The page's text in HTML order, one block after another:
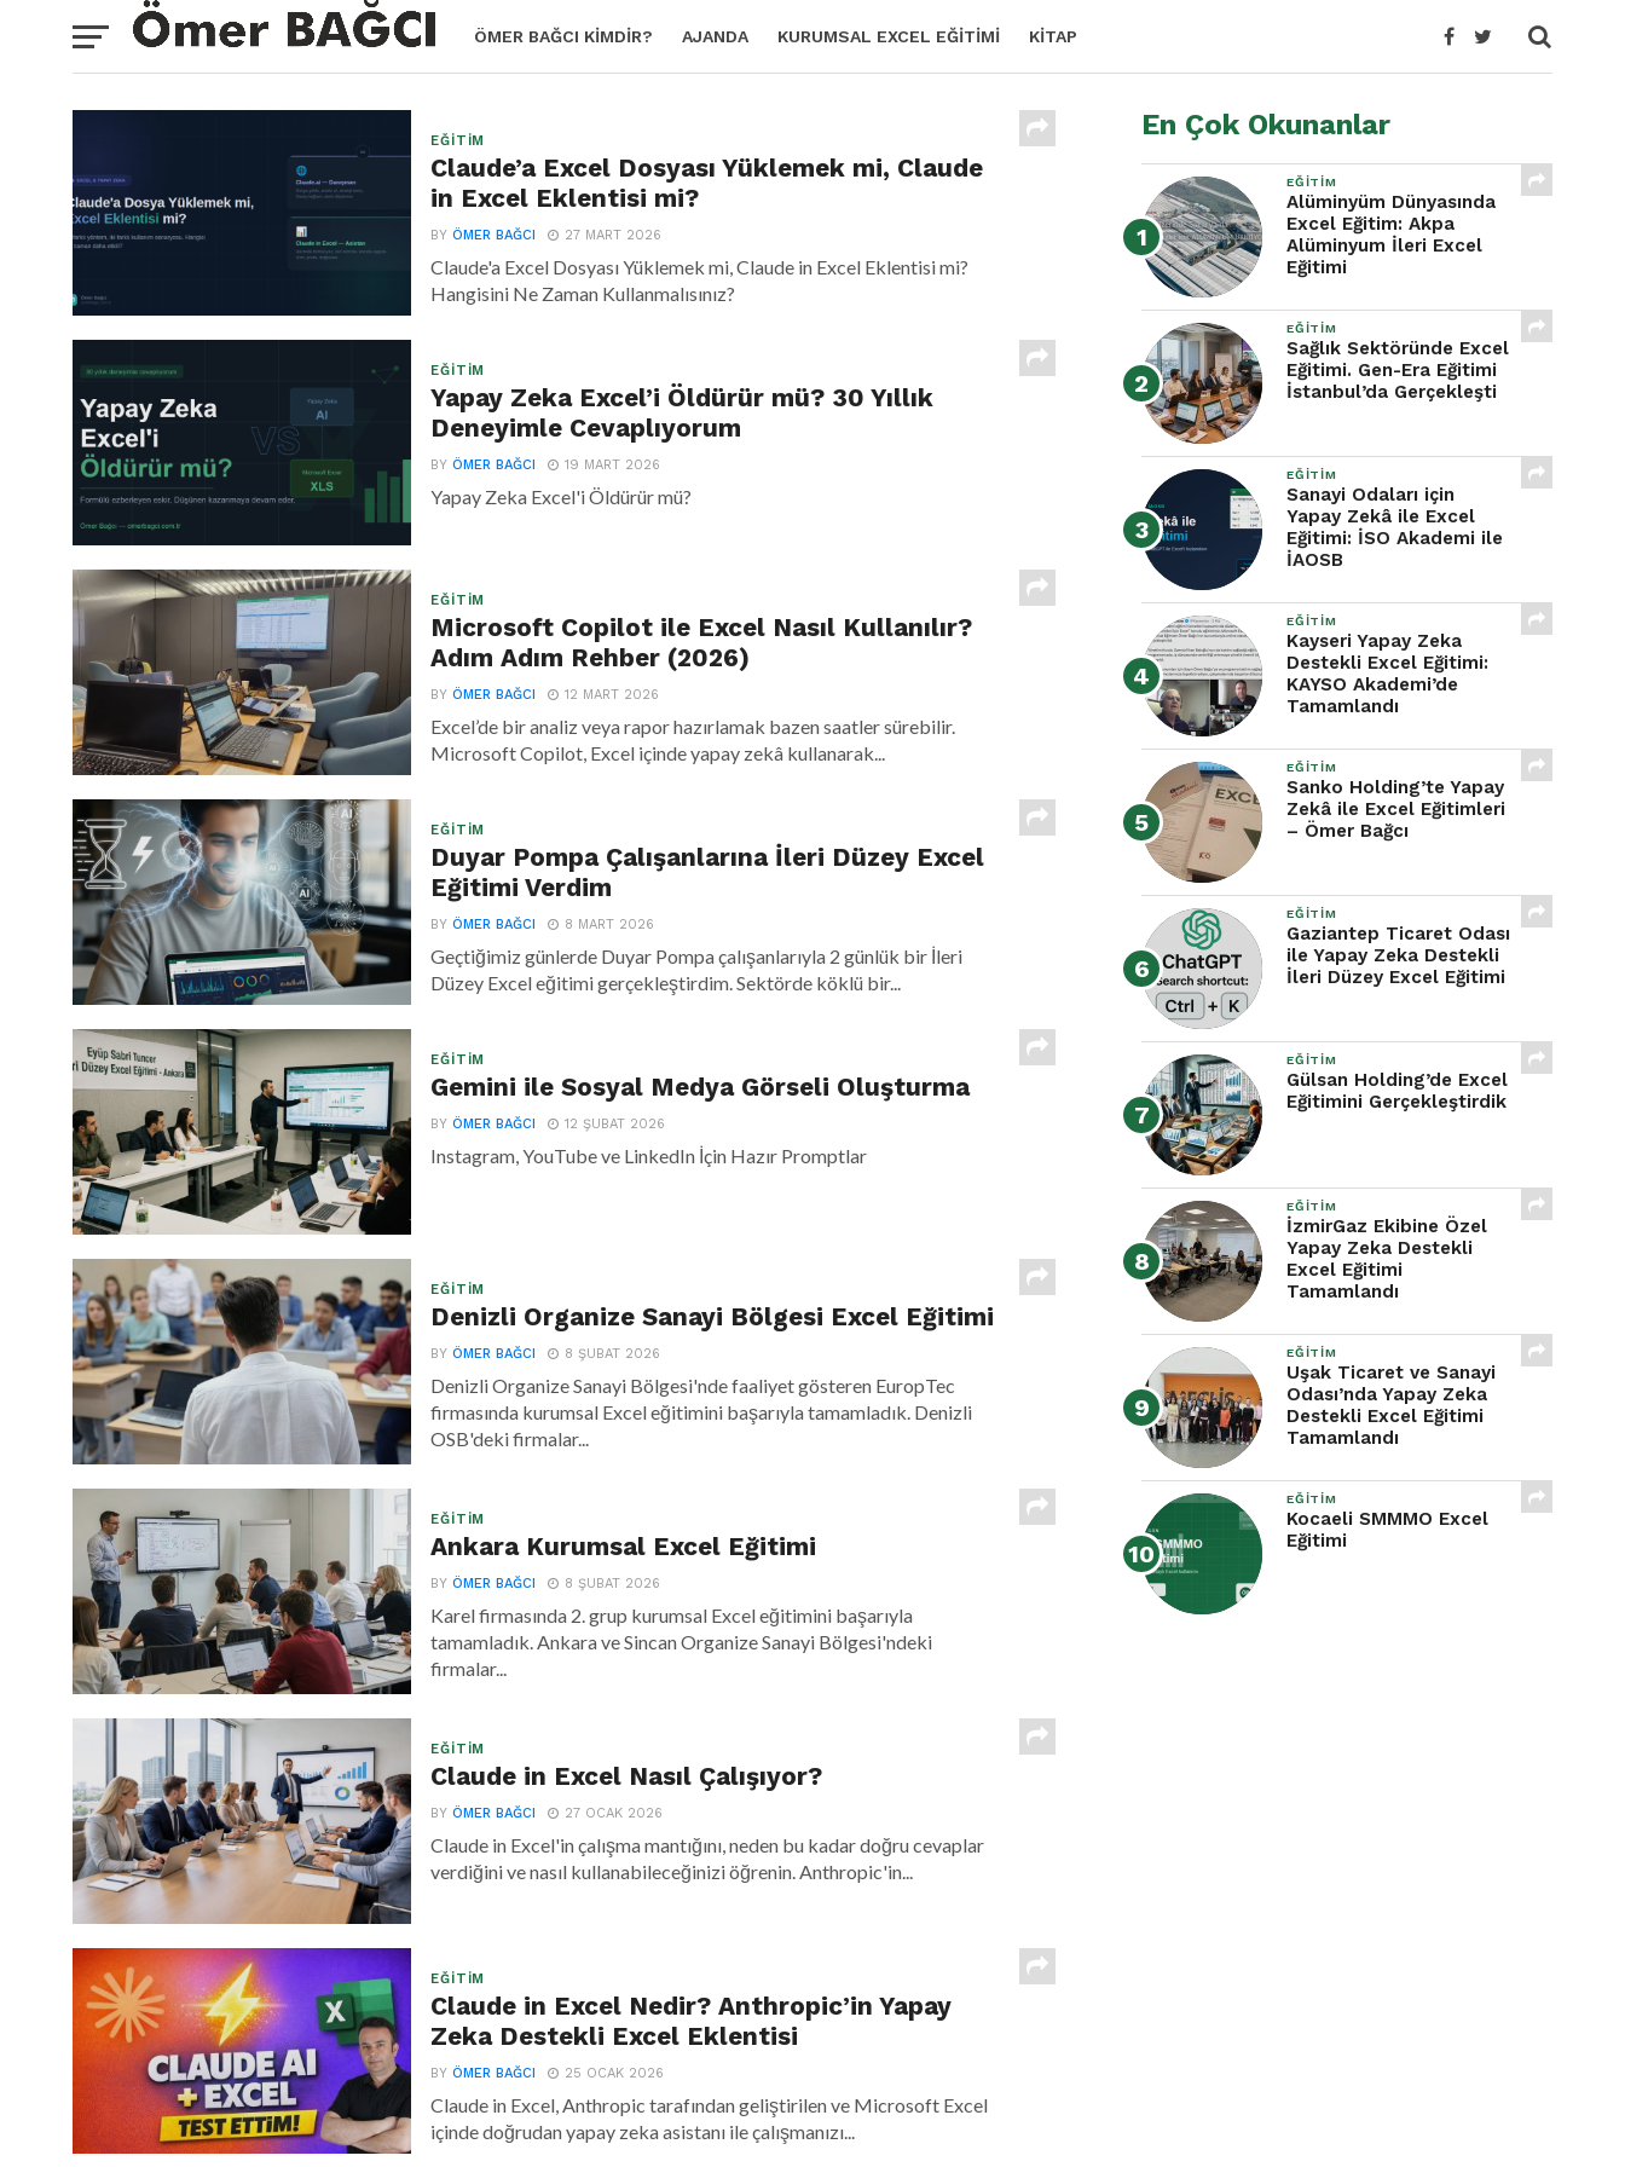
ÖMER BAĞCI KIMDIR? AJANDA KURUMSAL EXCEL EĞITIMI KITAP
EĞITIM
Claude’a Excel Dosyası Yüklemek mi, Claude
in Excel Eklentisi mi?
BYÖMER BAĞCI 27 MART 2026
Claude'a Excel Dosyası Yüklemek mi, Claude in Excel Eklentisi mi?
Hangisini Ne Zaman Kullanmalısınız?
EĞITIM
Yapay Zeka Excel’i Öldürür mü? 30 Yıllık
Deneyimle Cevaplıyorum
BYÖMER BAĞCI 19 MART 2026
Yapay Zeka Excel'i Öldürür mü?
EĞITIM
Microsoft Copilot ile Excel Nasıl Kullanılır?
Adım Adım Rehber (2026)
BYÖMER BAĞCI 12 MART 2026
Excel’de bir analiz veya rapor hazırlamak bazen saatler sürebilir.
Microsoft Copilot, Excel içinde yapay zekâ kullanarak...
EĞITIM
Duyar Pompa Çalışanlarına İleri Düzey Excel
Eğitimi Verdim
BYÖMER BAĞCI 8 MART 2026
Geçtiğimiz günlerde Duyar Pompa çalışanlarıyla 2 günlük bir İleri
Düzey Excel eğitimi gerçekleştirdim. Sektörde köklü bir...
EĞITIM
Gemini ile Sosyal Medya Görseli Oluşturma
BYÖMER BAĞCI 12 ŞUBAT 2026
Instagram, YouTube ve LinkedIn İçin Hazır Promptlar
EĞITIM
Denizli Organize Sanayi Bölgesi Excel Eğitimi
BYÖMER BAĞCI 8 ŞUBAT 2026
Denizli Organize Sanayi Bölgesi'nde faaliyet gösteren EuropTec
firmasında kurumsal Excel eğitimini başarıyla tamamladık. Denizli
OSB'deki firmalar...
EĞITIM
Ankara Kurumsal Excel Eğitimi
BYÖMER BAĞCI 8 ŞUBAT 2026
Karel firmasında 2. grup kurumsal Excel eğitimini başarıyla
tamamladık. Ankara ve Sincan Organize Sanayi Bölgesi'ndeki
firmalar...
EĞITIM
Claude in Excel Nasıl Çalışıyor?
BYÖMER BAĞCI 27 OCAK 2026
Claude in Excel'in çalışma mantığını, neden bu kadar doğru cevaplar
verdiğini ve nasıl kullanabileceğinizi öğrenin. Anthropic'in...
EĞITIM
Claude in Excel Nedir? Anthropic’in Yapay
Zeka Destekli Excel Eklentisi
BYÖMER BAĞCI 25 OCAK 2026
Claude in Excel, Anthropic tarafından geliştirilen ve Microsoft Excel
içinde doğrudan yapay zeka asistanı ile çalışmanızı...
En Çok Okunanlar
EĞITIM
Alüminyüm Dünyasında
Excel Eğitim: Akpa
Alüminyum İleri Excel
Eğitimi
EĞITIM
Sağlık Sektöründe Excel
Eğitimi. Gen-Era Eğitimi
İstanbul’da Gerçekleşti
EĞITIM
Sanayi Odaları için
Yapay Zekâ ile Excel
Eğitimi: İSO Akademi ile
İAOSB
EĞITIM
Kayseri Yapay Zeka
Destekli Excel Eğitimi:
KAYSO Akademi’de
Tamamlandı
EĞITIM
Sanko Holding’te Yapay
Zekâ ile Excel Eğitimleri
– Ömer Bağcı
EĞITIM
Gaziantep Ticaret Odası
ile Yapay Zeka Destekli
İleri Düzey Excel Eğitimi
EĞITIM
Gülsan Holding’de Excel
Eğitimini Gerçekleştirdik
EĞITIM
İzmirGaz Ekibine Özel
Yapay Zeka Destekli
Excel Eğitimi
Tamamlandı
EĞITIM
Uşak Ticaret ve Sanayi
Odası’nda Yapay Zeka
Destekli Excel Eğitimi
Tamamlandı
EĞITIM
Kocaeli SMMMO Excel
Eğitimi